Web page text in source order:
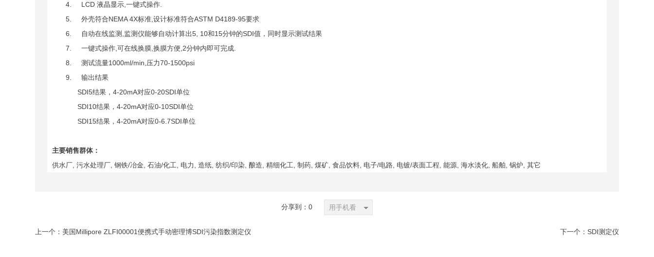
4. LCD 液晶显示,一键式操作.
5. 外壳符合NEMA 4X标准,设计标准符合ASTM D4189-95要求
6. 自动在线监测,监测仪能够自动计算出5, 10和15分钟的SDI值，同时显示测试结果
7. 一键式操作,可在线换膜,换膜方便,2分钟内即可完成.
8. 测试流量1000ml/min,压力70-1500psi
9. 输出结果
SDI5结果，4-20mA对应0-20SDI单位
SDI10结果，4-20mA对应0-10SDI单位
SDI15结果，4-20mA对应0-6.7SDI单位
主要销售群体：
供水厂, 污水处理厂, 钢铁/冶金, 石油/化工, 电力, 造纸, 纺织/印染, 酿造, 精细化工, 制药, 煤矿, 食品饮料, 电子/电路, 电镀/表面工程, 能源, 海水淡化, 船舶, 锅炉, 其它
分享到： 0 用手机看
上一个： 美国Millipore ZLFI00001便携式手动密理博SDI污染指数测定仪 下一个： SDI测定仪